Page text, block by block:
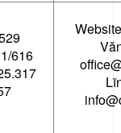
616